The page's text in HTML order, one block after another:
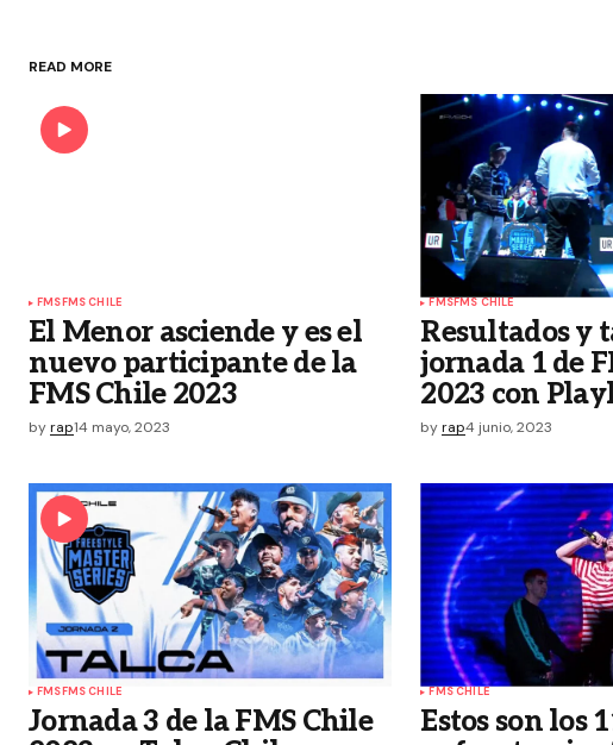
READ MORE
FMSFMS CHILE
El Menor asciende y es el
nuevo participante de la
FMS Chile 2023
byrap14 mayo, 2023
FMSFMS CHILE
Resultados y
jornada 1 de
2023 con
by rap4 junio, 2023
FMSFMS CHILE
Jornada 3 de la FMS Chile
FMS CHILE
Estos son los